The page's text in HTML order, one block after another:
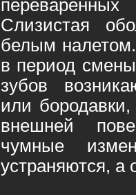
Слизистая
белым
в период
зубов
или
внешней
чумные
устраняются, а